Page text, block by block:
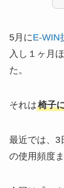
5月にE-WIN
入し１ヶ月
た。
それは椅子
最近では、3
の使用頻度